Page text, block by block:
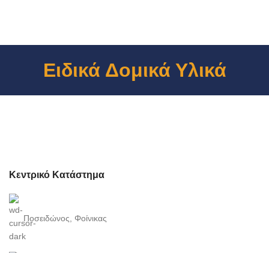
Ειδικά Δομικά Υλικά
Κεντρικό Κατάστημα
Ποσειδώνος, Φοίνικας